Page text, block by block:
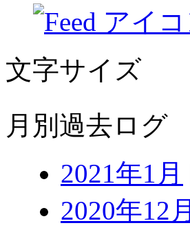
文字サイズ
月別過去ログ
2021年1月
2020年12月